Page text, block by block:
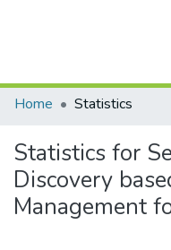
All
Home
Statistics
Statistics for
Discovery
Management